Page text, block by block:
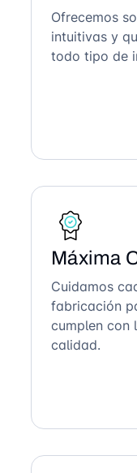
Ofrecemos
intuitivas y
todo tipo de
Máxima
Cuidamos
fabricación
cumplen con
calidad.